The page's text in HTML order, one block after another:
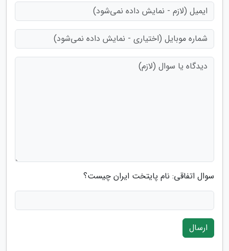
سوال اتفاقی: نام پایتخت ایران چیست؟
ارسال